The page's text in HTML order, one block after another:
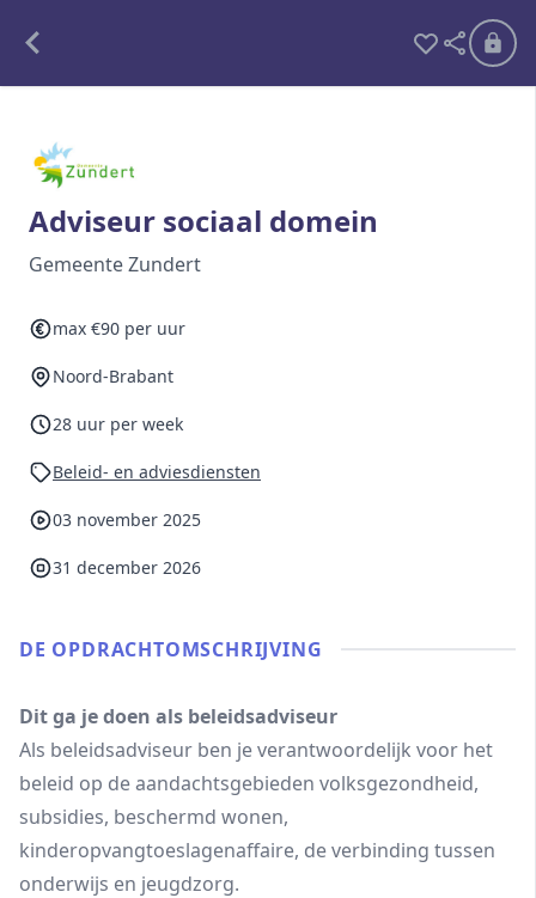
Detachering
Interim opdrachten statistiek
Ben je al lid?
Adviseur sociaal domein
Gemeente Zundert
max €90 per uur
Noord-Brabant
28 uur per week
Beleid- en adviesdiensten
03 november 2025
31 december 2026
DE OPDRACHT­OMSCHRIJVING
Dit ga je doen als beleidsadviseur
Als beleidsadviseur ben je verantwoordelijk voor het
beleid op de aandachtsgebieden volksgezondheid,
subsidies, beschermd wonen,
kinderopvangtoeslagenaffaire, de verbinding tussen
onderwijs en jeugdzorg.